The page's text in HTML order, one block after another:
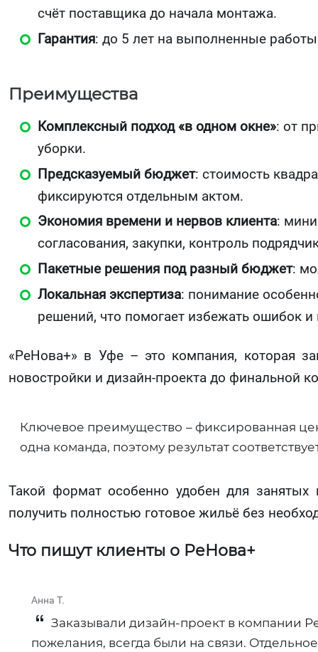
счёт поставщика до начала монтажа.
Гарантия: до 5 лет на выполненные
Преимущества
Комплексный подход «в одном окне»: от
уборки.
Предсказуемый бюджет: стоимость
фиксируются отдельным актом.
Экономия времени и нервов клиента:
согласования, закупки, контроль
Пакетные решения под разный бюджет:
Локальная экспертиза: понимание
решений, что помогает избежать ошибок и
«РеНова+» в Уфе – это компания, которая
новостройки и дизайн‑проекта до финальной
Ключевое преимущество – фиксированная
одна команда, поэтому результат
Такой формат особенно удобен для занятых
получить полностью готовое жильё без
Что пишут клиенты о РеНова+
Анна Т.
Заказывали дизайн-проект в компании
пожелания, всегда были на связи.